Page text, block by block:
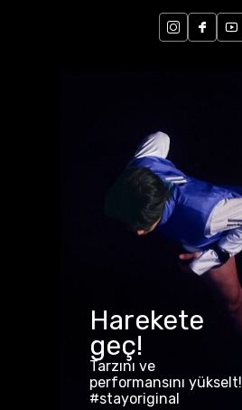
Harekete
geç!
Tarzını ve
performansını yükselt!
#stayoriginal